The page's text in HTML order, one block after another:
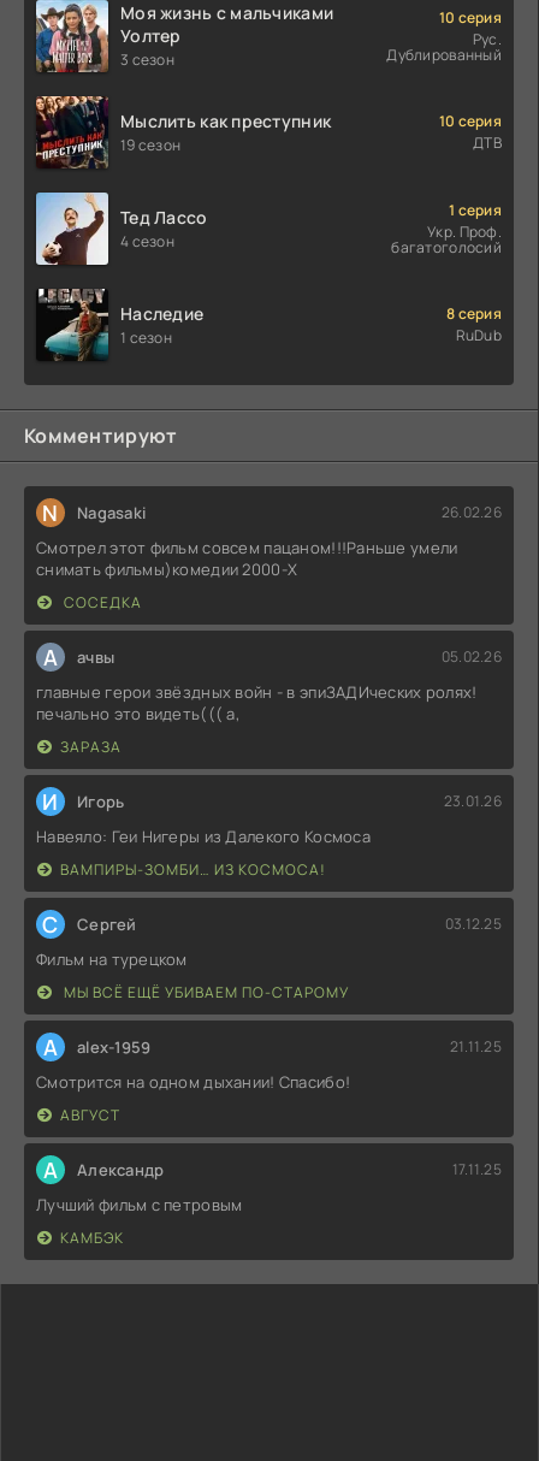
Моя жизнь с мальчиками
Уолтер
3 сезон
10 серия
Рус.
Дублированный
Мыслить как преступник
19 сезон
10 серия
ДТВ
Тед Лассо
4 сезон
1 серия
Укр. Проф.
багатоголосий
Наследие
1 сезон
8 серия
RuDub
Комментируют
N Nagasaki 26.02.26
Смотрел этот фильм совсем пацаном!!!Раньше умели
снимать фильмы)комедии 2000-X
СОСЕДКА
А ачвы 05.02.26
главные герои звёздных войн - в эпиЗАДИческих ролях!
печально это видеть((( а,
ЗАРАЗА
И Игорь 23.01.26
Навеяло: Геи Нигеры из Далекого Космоса
ВАМПИРЫ-ЗОМБИ… ИЗ КОСМОСА!
С Сергей 03.12.25
Фильм на турецком
МЫ ВСЁ ЕЩЁ УБИВАЕМ ПО-СТАРОМУ
A alex-1959 21.11.25
Смотрится на одном дыхании! Спасибо!
АВГУСТ
А Александр 17.11.25
Лучший фильм с петровым
КАМБЭК